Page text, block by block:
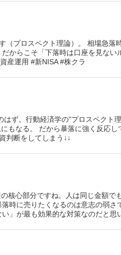
（プロスペクト理論）。 相場急落
からこそ「下落時は口座を見ない
産運用 #新NISA #株クラ
ず。行動経済学の"プロスペクト
もなる。 だから暴落に強く反応し
判断をしてしまう↓↓
核心部分ですね。人は同じ金額で
時に売りたくなるのは意志の弱さ
」が最も効果的な対策なのだと思